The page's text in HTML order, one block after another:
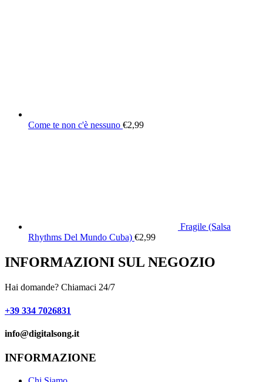
Come te non c'è nessuno €2,99
Fragile (Salsa
Rhythms Del Mundo Cuba) €2,99
INFORMAZIONI SUL NEGOZIO
Hai domande? Chiamaci 24/7
+39 334 7026831
info@digitalsong.it​
INFORMAZIONE